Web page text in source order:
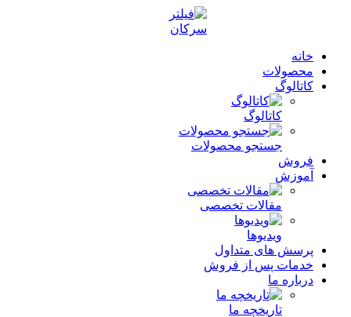
خانه
محصولات
کاتالوگ
کاتالوگ
جستجو محصولات
فروش
آموزش
مقالات تخصصی
ویدیوها
پرسش های متداول
خدمات پس از فروش
درباره ما
تاریخچه ما